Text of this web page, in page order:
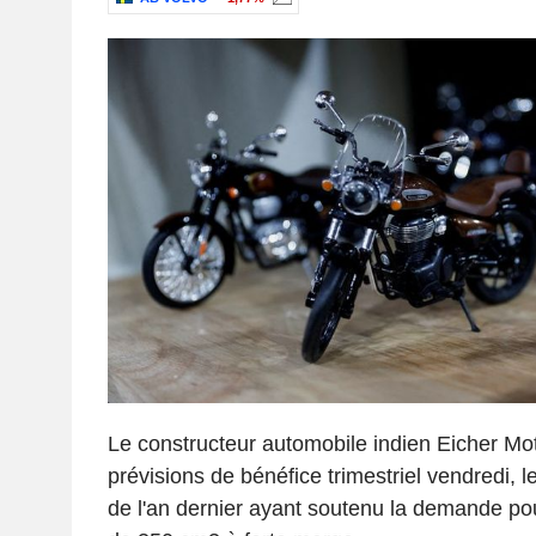
Le constructeur automobile indien Eicher
prévisions de bénéfice trimestriel vendredi,
de l'an dernier ayant soutenu la demande